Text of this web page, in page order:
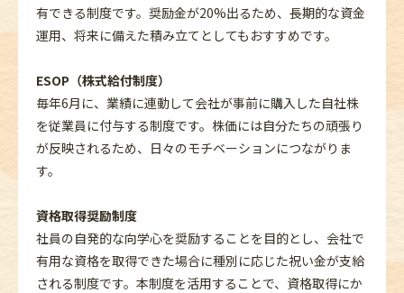
有できる制度です。奨励金が20%出るため、長期的な資金
運用、将来に備えた積み立てとしてもおすすめです。
ESOP（株式給付制度）
毎年6月に、業績に連動して会社が事前に購入した自社株
を従業員に付与する制度です。株価には自分たちの頑張り
が反映されるため、日々のモチベーションにつながりま
す。
資格取得奨励制度
社員の自発的な向学心を奨励することを目的とし、会社で
有用な資格を取得できた場合に種別に応じた祝い金が支給
される制度です。本制度を活用することで、資格取得にか